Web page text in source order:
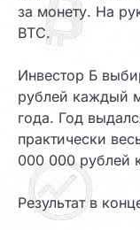
за монету. На
BTC.
Инвестор Б
рублей каждый
года. Год
практически
000 000 рублей
Результат в